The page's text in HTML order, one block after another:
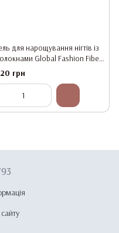
для нарощування нігтів із
Global Fashion Fiber
Gel #08, 15 г
грн